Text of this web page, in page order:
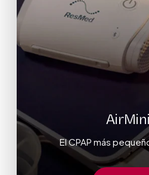
El CPAP más